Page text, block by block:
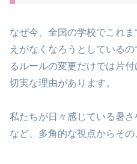
なぜ今、全国の学校でこれ
えがなくなろうとしている
るルールの変更だけでは片
切実な理由があります。
私たちが日々感じている暑
など、多角的な視点からその